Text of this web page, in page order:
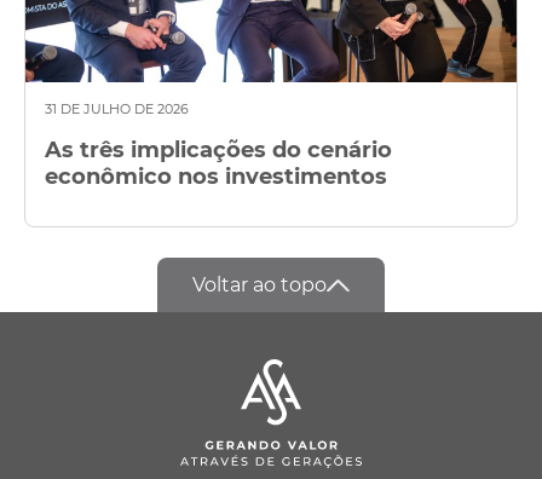
31 DE JULHO DE 2026
As três implicações do cenário
econômico nos investimentos
Voltar ao topo